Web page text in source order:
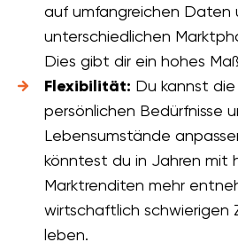
auf umfangreichen Daten
unterschiedlichen
Dies gibt dir ein hohes
Flexibilität: Du kannst
persönlichen Bedürfnisse
Lebensumstände
könntest du in Jahren mit
Marktrenditen mehr
wirtschaftlich schwierigen
leben.